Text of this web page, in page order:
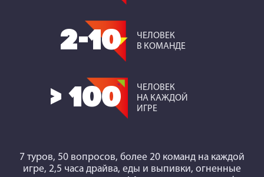
2-10
ЧЕЛОВЕК
В КОМАНДЕ
> 100
ЧЕЛОВЕК
НА КАЖДОЙ
ИГРЕ
7 туров, 50 вопросов, более 20 команд на каждой
игре, 2,5 часа драйва, еды и выпивки, огненные